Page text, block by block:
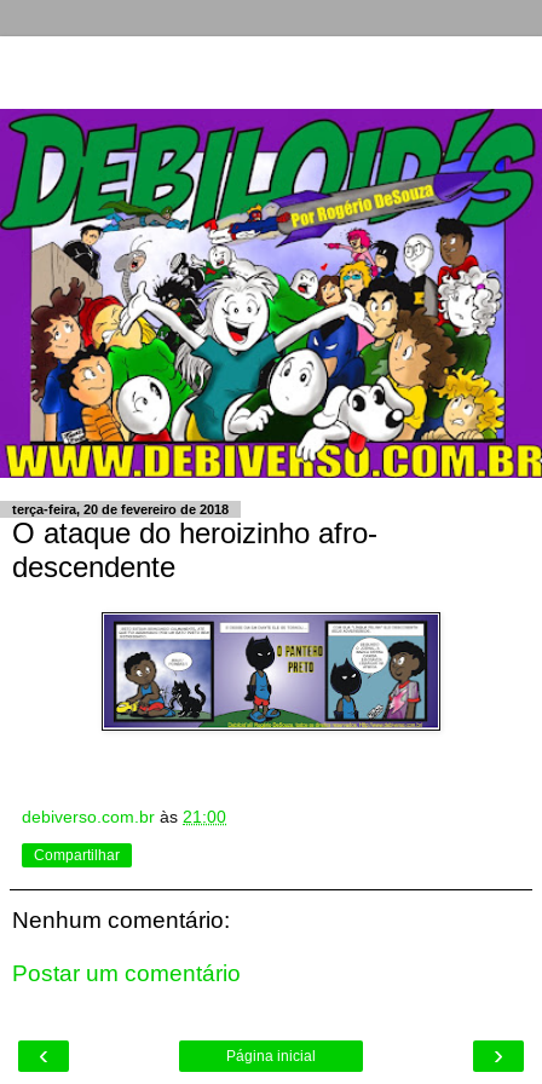
terça-feira, 20 de fevereiro de 2018
O ataque do heroizinho afro-
descendente
debiverso.com.br às 21:00
Compartilhar
Nenhum comentário:
Postar um comentário
‹ ›
Página inicial